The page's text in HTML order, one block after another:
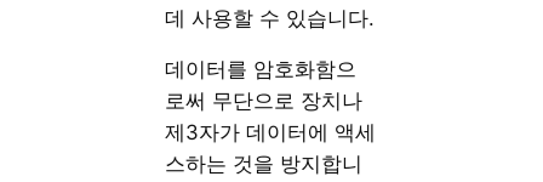
데 사용할 수 있습니다.
데이터를 암호화함으
로써 무단으로 장치나
제3자가 데이터에 액세
스하는 것을 방지합니